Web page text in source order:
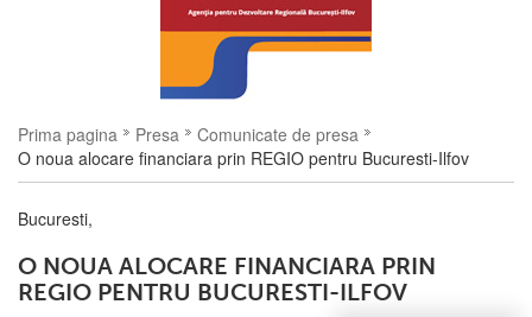
Prima pagina Presa
Comunicate de presa
O noua alocare financiara prin REGIO pentru Bucuresti-Ilfov
Bucuresti,
O NOUA ALOCARE FINANCIARA PRIN
REGIO PENTRU BUCURESTI-ILFOV